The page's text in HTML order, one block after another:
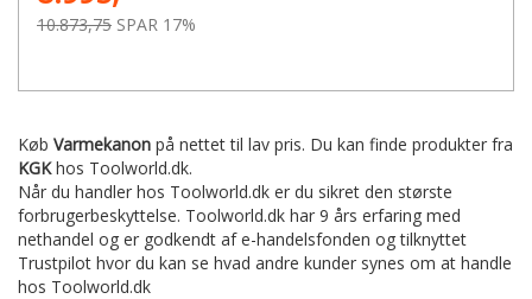
10.873,75 SPAR 17%
Køb Varmekanon på nettet til lav pris. Du kan finde produkter fra
KGKhos Toolworld.dk.
Når du handler hos Toolworld.dk er du sikret den største
forbrugerbeskyttelse. Toolworld.dk har 9 års erfaring med
nethandel og er godkendt af e-handelsfonden og tilknyttet
Trustpilot hvor du kan se hvad andre kunder synes om at handle
hos Toolworld.dk